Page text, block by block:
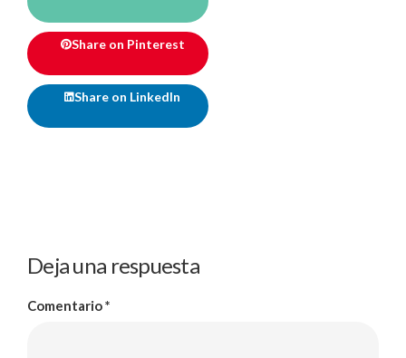
Share on Pinterest
Share on LinkedIn
Deja una respuesta
Comentario*